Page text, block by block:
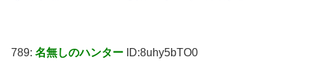
789: 名無しのハンター ID:8uhy5bTO0